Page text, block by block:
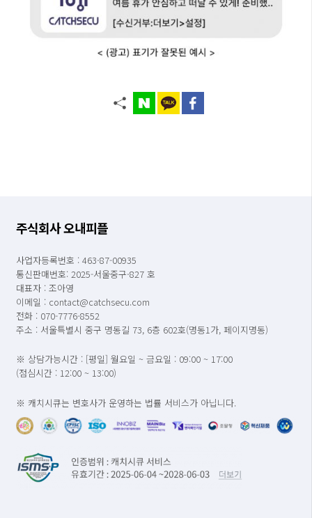
주식회사 오내피플
사업자등록번호 : 463-87-00935
통신판매번호: 2025-서울중구-827 호
대표자 : 조아영
이메일 : contact@catchsecu.com
전화 : 070-7776-8552
주소 : 서울특별시 중구 명동길 73, 6층 602호(명동1가, 페이지명동)
※ 상담가능시간 : [평일] 월요일 ~ 금요일 : 09:00 ~ 17:00
(점심시간 : 12:00 ~ 13:00)
※ 캐치시큐는 변호사가 운영하는 법률 서비스가 아닙니다.